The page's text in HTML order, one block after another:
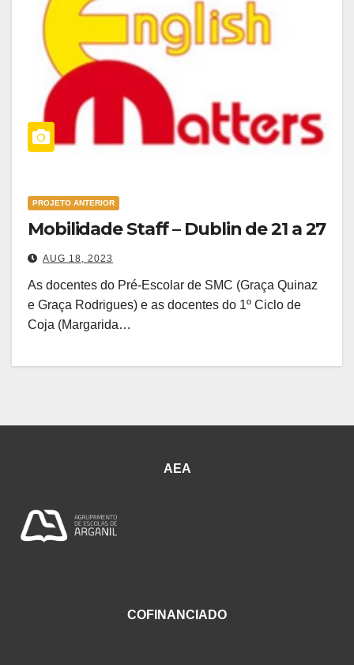
PROJETO ANTERIOR
Mobilidade Staff – Dublin de 21 a 27
AUG 18, 2023
As docentes do Pré-Escolar de SMC (Graça Quinaz
e Graça Rodrigues) e as docentes do 1º Ciclo de
Coja (Margarida…
AEA
COFINANCIADO